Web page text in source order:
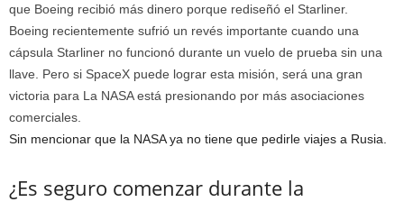
que Boeing recibió más dinero porque rediseñó el Starliner.
Boeing recientemente sufrió un revés importante cuando una
cápsula Starliner no funcionó durante un vuelo de prueba sin una
llave. Pero si SpaceX puede lograr esta misión, será una gran
victoria para La NASA está presionando por más asociaciones
comerciales.
Sin mencionar que la NASA ya no tiene que pedirle viajes a Rusia.
¿Es seguro comenzar durante la